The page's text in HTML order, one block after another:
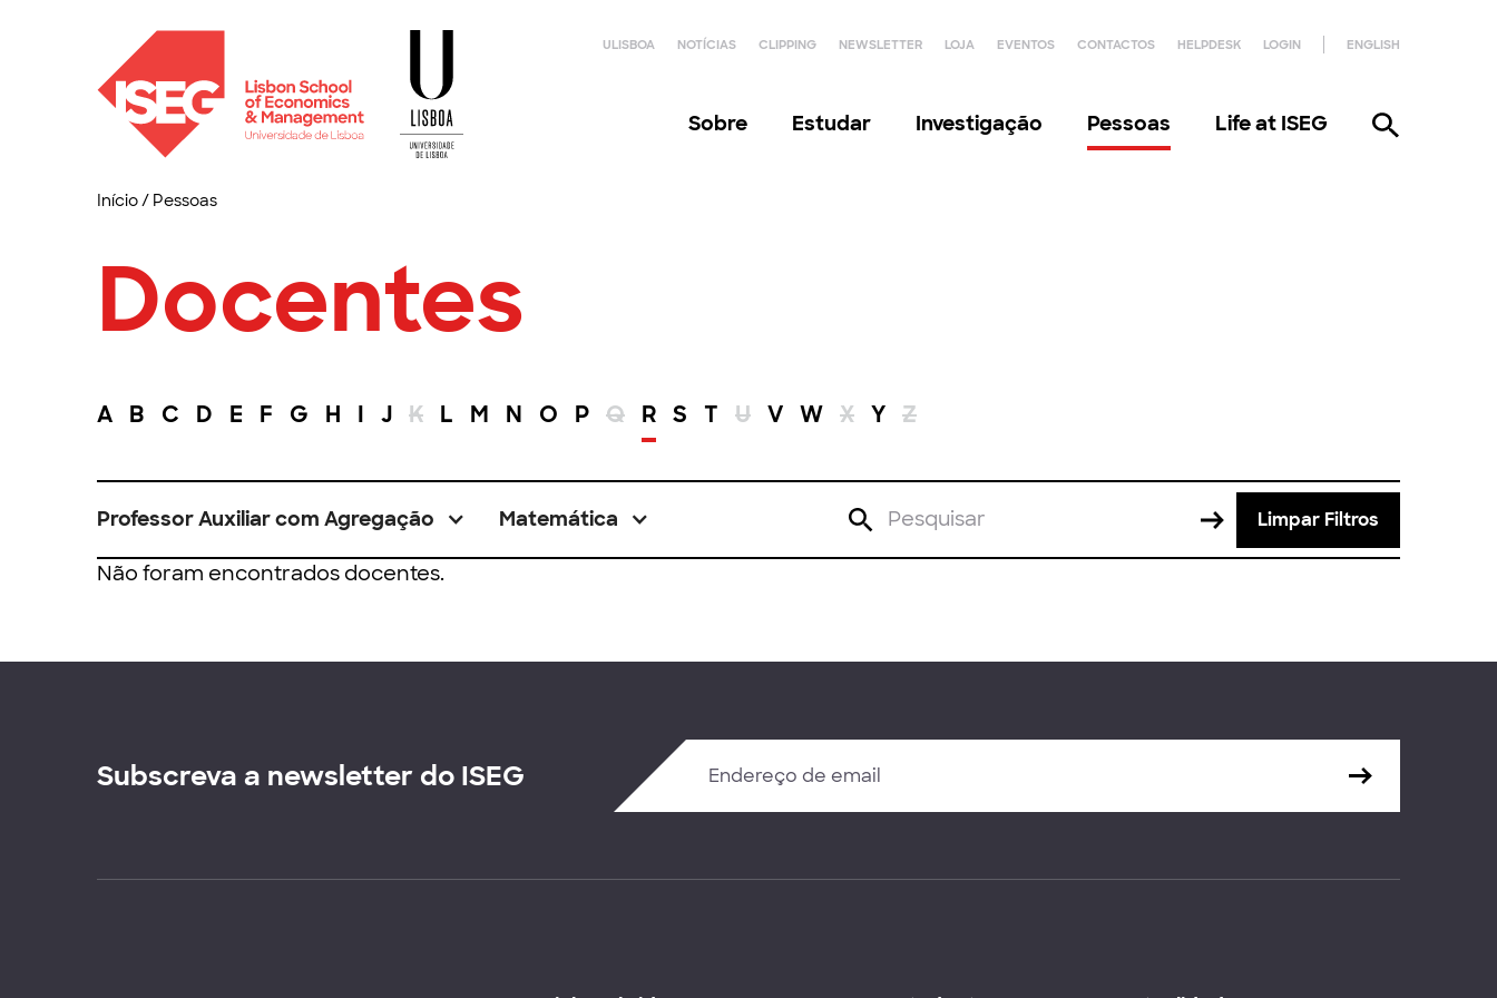
ULISBOA NOTÍCIAS CLIPPING NEWSLETTER LOJA EVENTOS CONTACTOS HELPDESK LOGIN ENGLISH
Sobre Estudar Investigação Pessoas Life at ISEG
Início/ Pessoas
Docentes
A B C D E F G H I J K L M N O P Q R S T U V W X Y Z
Professor Auxiliar com Agregação Matemática Limpar Filtros
Não foram encontrados docentes.
Subscreva a newsletter do ISEG